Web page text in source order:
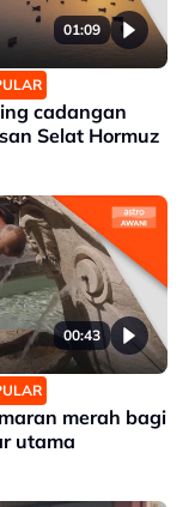
01:09
cadangan
Selat Hormuz
00:43
merah bagi
utama